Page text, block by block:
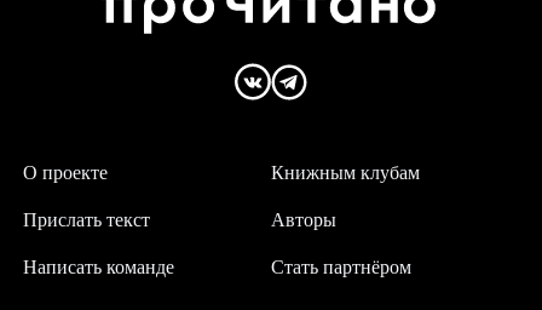
О проекте
Написать команде
Авторы
Прислать текст
Книжным клубам
Стать партнёром